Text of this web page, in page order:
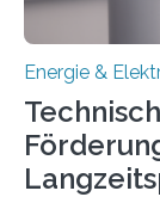
Energie &